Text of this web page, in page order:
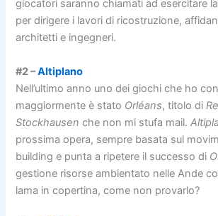
giocatori saranno chiamati ad esercitare
per dirigere i lavori di ricostruzione,
architetti e ingegneri.
#2 –Altiplano
Nell’ultimo anno uno dei giochi che ho
maggiormente è stato Orléans, titolo di
Stockhausen che non mi stufa mail.
prossima opera, sempre basata sul
building e punta a ripetere il successo di
gestione risorse ambientato nelle Ande
lama in copertina, come non provarlo?